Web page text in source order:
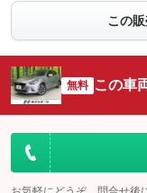
この
無料 この車